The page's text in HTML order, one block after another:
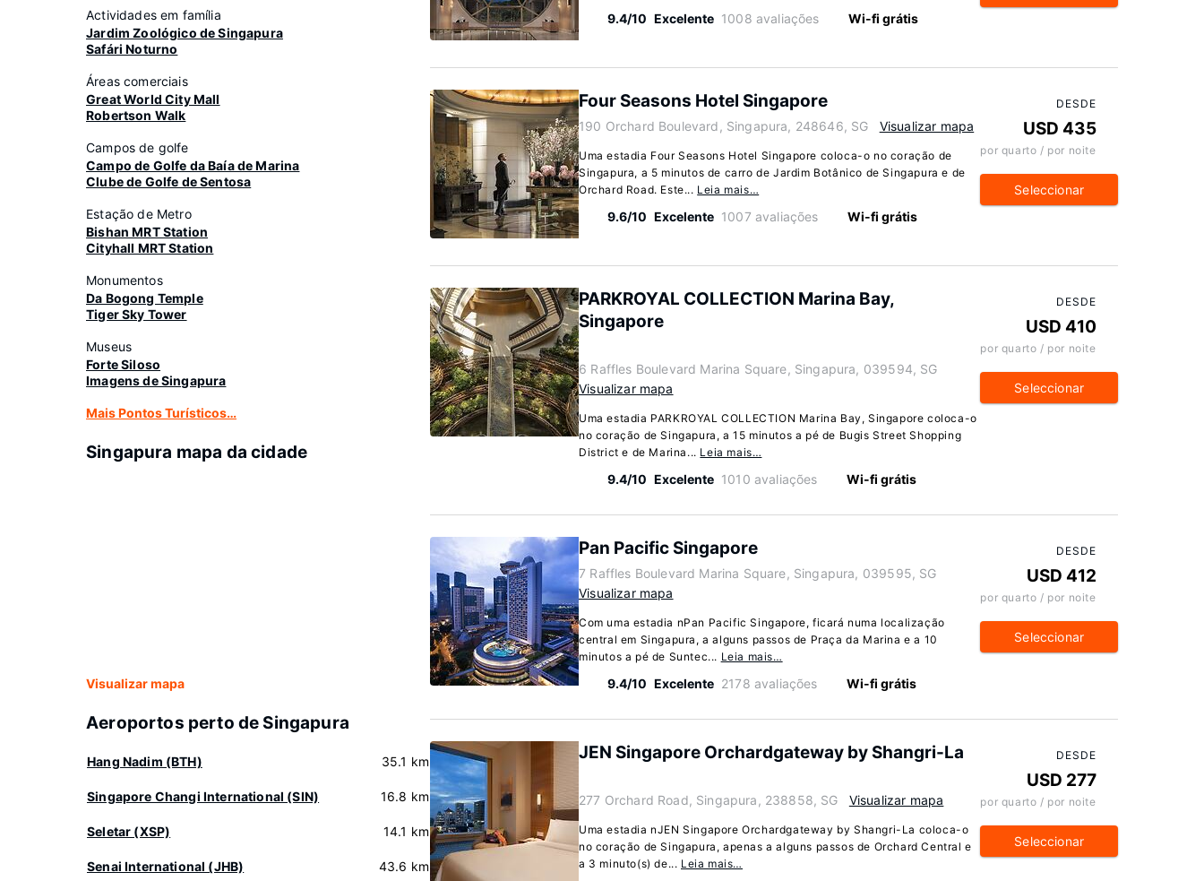
Actividades em família
Jardim Zoológico de Singapura
Safári Noturno
Áreas comerciais
Great World City Mall
Robertson Walk
Campos de golfe
Campo de Golfe da Baía de Marina
Clube de Golfe de Sentosa
Estação de Metro
Bishan MRT Station
Cityhall MRT Station
Monumentos
Da Bogong Temple
Tiger Sky Tower
Museus
Forte Siloso
Imagens de Singapura
Mais Pontos Turísticos…
Singapura mapa da cidade
Visualizar mapa
Aeroportos perto de Singapura
Hang Nadim (BTH) 35.1 km
Singapore Changi International (SIN) 16.8 km
Seletar (XSP) 14.1 km
Senai International (JHB) 43.6 km
9.4/10 Excelente 1008 avaliações Wi-fi grátis
Four Seasons Hotel Singapore
190 Orchard Boulevard, Singapura, 248646, SG Visualizar mapa
Uma estadia Four Seasons Hotel Singapore coloca-o no coração de
Singapura, a 5 minutos de carro de Jardim Botânico de Singapura e de
Orchard Road. Este... Leia mais…
9.6/10 Excelente 1007 avaliações Wi-fi grátis
DESDE
USD 435
por quarto / por noite
Seleccionar
PARKROYAL COLLECTION Marina Bay,
Singapore
6 Raffles Boulevard Marina Square, Singapura, 039594, SG
Visualizar mapa
Uma estadia PARKROYAL COLLECTION Marina Bay, Singapore coloca-o
no coração de Singapura, a 15 minutos a pé de Bugis Street Shopping
District e de Marina... Leia mais…
9.4/10 Excelente 1010 avaliações Wi-fi grátis
DESDE
USD 410
por quarto / por noite
Seleccionar
Pan Pacific Singapore
7 Raffles Boulevard Marina Square, Singapura, 039595, SG
Visualizar mapa
Com uma estadia nPan Pacific Singapore, ficará numa localização
central em Singapura, a alguns passos de Praça da Marina e a 10
minutos a pé de Suntec... Leia mais…
9.4/10 Excelente 2178 avaliações Wi-fi grátis
DESDE
USD 412
por quarto / por noite
Seleccionar
JEN Singapore Orchardgateway by Shangri-La
277 Orchard Road, Singapura, 238858, SG Visualizar mapa
Uma estadia nJEN Singapore Orchardgateway by Shangri-La coloca-o
no coração de Singapura, apenas a alguns passos de Orchard Central e
a 3 minuto(s) de... Leia mais…
DESDE
USD 277
por quarto / por noite
Seleccionar